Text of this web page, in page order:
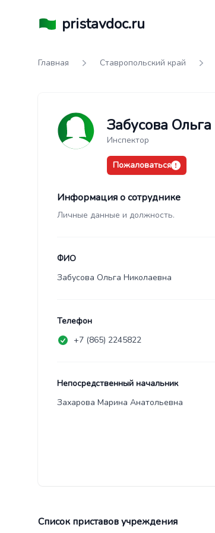
pristavdoc.ru
Главная Ставропольский край
Забусова
Инспектор
Пожаловаться
Информация о сотруднике
Личные данные и должность.
ФИО
Забусова Ольга Николаевна
Телефон
+7 (865) 2245822
Непосредственный начальник
Захарова Марина Анатольевна
Список приставов учреждения